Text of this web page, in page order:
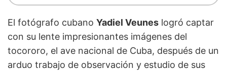
El fotógrafo cubano Yadiel Veunes logró captar
con su lente impresionantes imágenes del
tocororo, el ave nacional de Cuba, después de un
arduo trabajo de observación y estudio de sus